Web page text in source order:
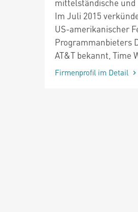
mittelständische
Im Juli 2015
US-amerikanischer
Programmanbieters
AT&T bekannt, Time
Firmenprofil im Detail